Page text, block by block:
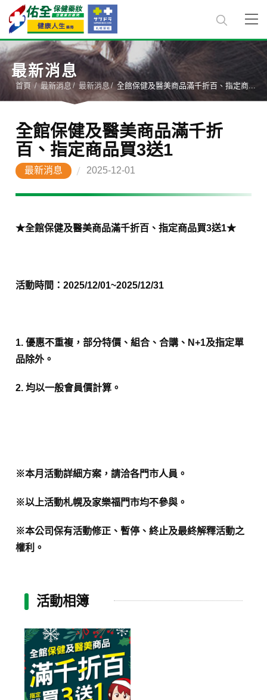
最新消息
首頁 最新消息 最新消息 全館保健及醫美商品滿千折百、指定商...
全館保健及醫美商品滿千折
百、指定商品買3送1
最新消息 2025-12-01
★全館保健及醫美商品滿千折百、指定商品買3送1★
活動時間：2025/12/01~2025/12/31
1. 優惠不重複，部分特價、組合、合購、N+1及指定單
品除外。
2. 均以一般會員價計算。
※本月活動詳細方案，請洽各門市人員。
※以上活動札幌及家樂福門市均不參與。
※本公司保有活動修正、暫停、終止及最終解釋活動之
權利。
活動相簿